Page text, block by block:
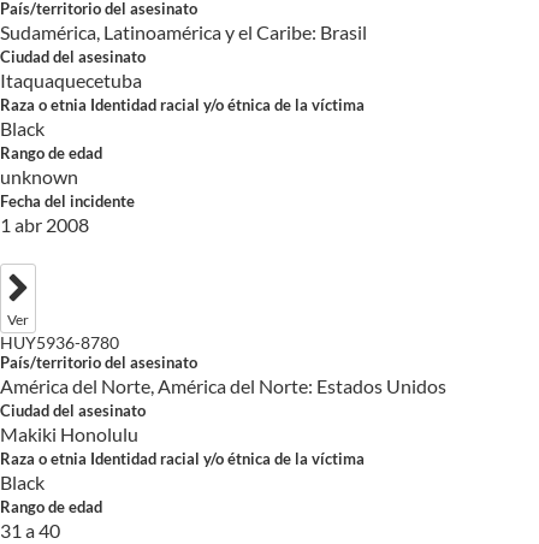
País/territorio del asesinato
Sudamérica, Latinoamérica y el Caribe: Brasil
Ciudad del asesinato
Itaquaquecetuba
Raza o etnia Identidad racial y/o étnica de la víctima
Black
Rango de edad
unknown
Fecha del incidente
1 abr 2008
Ver
HUY5936-8780
País/territorio del asesinato
América del Norte, América del Norte: Estados Unidos
Ciudad del asesinato
Makiki Honolulu
Raza o etnia Identidad racial y/o étnica de la víctima
Black
Rango de edad
31 a 40